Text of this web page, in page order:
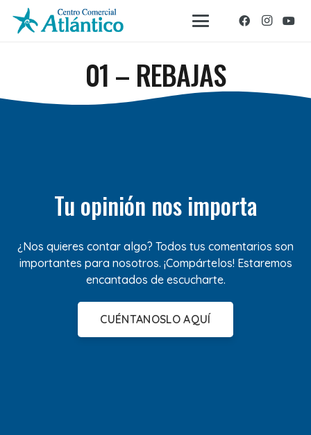
01 – REBAJAS
Tu opinión nos importa
¿Nos quieres contar algo? Todos tus comentarios son
importantes para nosotros. ¡Compártelos! Estaremos
encantados de escucharte.
CUÉNTANOSLO AQUÍ